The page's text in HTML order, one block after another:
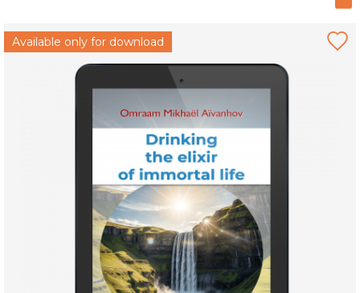
Available only for download